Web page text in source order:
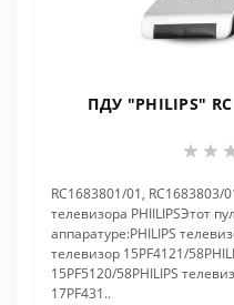
ПДУ "PHILIPS"
RC1683801/01, RC1683803/
телевизора PHIILIPSЭтот
аппаратуре:PHILIPS
телевизор 15PF4121/
15PF5120/58PHILIPS
17PF431..